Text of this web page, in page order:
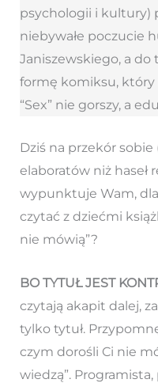
psychologii i kultury)
niebywałe poczucie
Janiszewskiego, a
formę komiksu, który
“Sex” nie gorszy, a
Dziś na przekór
elaboratów niż haseł
wypunktuje Wam,
czytać z dziećmi
nie mówią”?
BO TYTUŁ JEST
czytają akapit dalej,
tylko tytuł.
czym dorośli Ci nie
wiedzą”.